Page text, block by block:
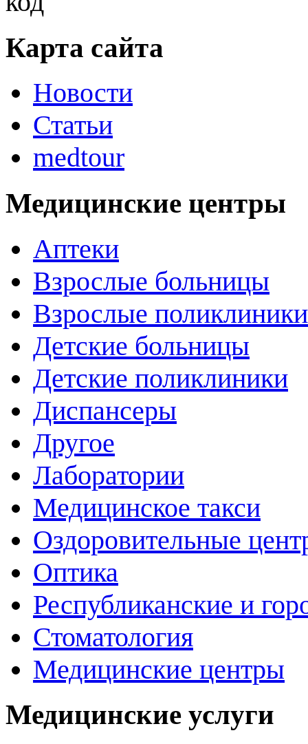
Карта сайта
Новости
Статьи
medtour
Медицинские центры
Аптеки
Взрослые больницы
Взрослые поликлиники
Детские больницы
Детские поликлиники
Диспансеры
Другое
Лаборатории
Медицинское такси
Оздоровительные
Оптика
Республиканские и
Стоматология
Медицинские центры
Медицинские услуги